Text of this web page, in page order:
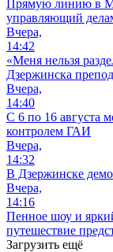
Прямую линию в
управляющий
Вчера,
14:42
«Меня нельзя
Дзержинска
Вчера,
14:40
С 6 по 16 августа
контролем ГАИ
Вчера,
14:32
В Дзержинске
Вчера,
14:16
Пенное шоу и
путешествие
Загрузить ещё